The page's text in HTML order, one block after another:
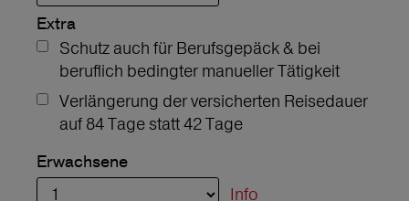
Extra
Schutz auch für Berufsgepäck & bei
beruflich bedingter manueller Tätigkeit
Verlängerung der versicherten Reisedauer
auf 84 Tage statt 42 Tage
Erwachsene
Info